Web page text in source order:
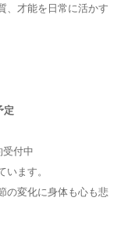
、才能を日常に活かす
付中
ます。
の変化に身体も心も悲